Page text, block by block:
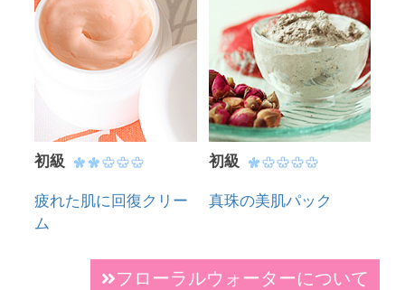
初級
疲れた肌に回復クリー
ム
初級
真珠の美肌パック
フローラルウォーターについて